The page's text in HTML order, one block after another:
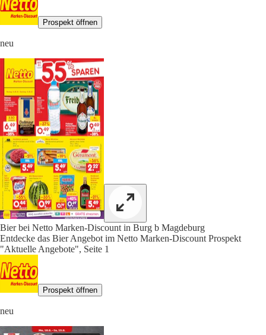
Prospekt öffnen
neu
Bier bei Netto Marken-Discount in Burg b Magdeburg
Entdecke das Bier Angebot im Netto Marken-Discount Prospekt
"Aktuelle Angebote", Seite 1
Prospekt öffnen
neu